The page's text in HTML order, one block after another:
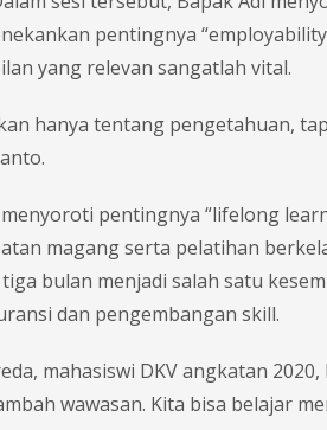
pentingnya
yang relevan sangatlah vital.
hanya tentang pengetahuan,
pentingnya “lifelong
magang serta pelatihan
bulan menjadi salah satu
dan pengembangan skill.
mahasiswi DKV angkatan
wawasan. Kita bisa belajar